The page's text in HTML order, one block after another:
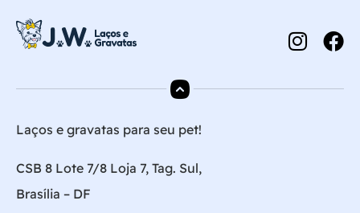
Laços e gravatas para seu pet!
CSB 8 Lote 7/8 Loja 7, Tag. Sul,
Brasília – DF